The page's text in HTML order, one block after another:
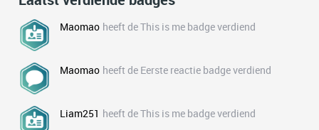
Maomao heeft de This is me badge verdiend
Maomao heeft de Eerste reactie badge verdiend
Liam251 heeft de This is me badge verdiend